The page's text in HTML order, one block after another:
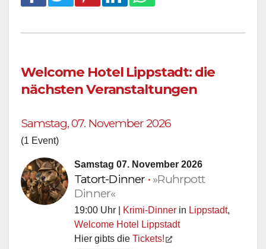
Welcome Hotel Lippstadt: die
nächsten Veranstaltungen
Samstag, 07. November 2026
(1 Event)
Samstag 07. November 2026
Tatort-Dinner • »Ruhrpott
Dinner«
19:00 Uhr | Krimi-Dinner in Lippstadt,
Welcome Hotel Lippstadt
Hier gibts die Tickets!